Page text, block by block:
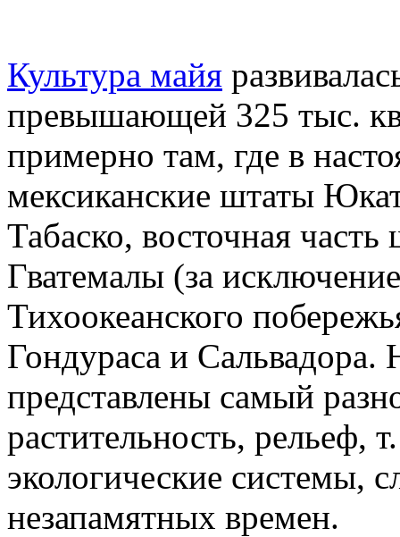
Культура майя
превышающей 325 тыс.
примерно там, где в
мексиканские штаты
Табаско, восточная
Гватемалы (за
Тихоокеанского
Гондураса и
представлены самый
растительность, рельеф,
экологические системы,
незапамятных времен.